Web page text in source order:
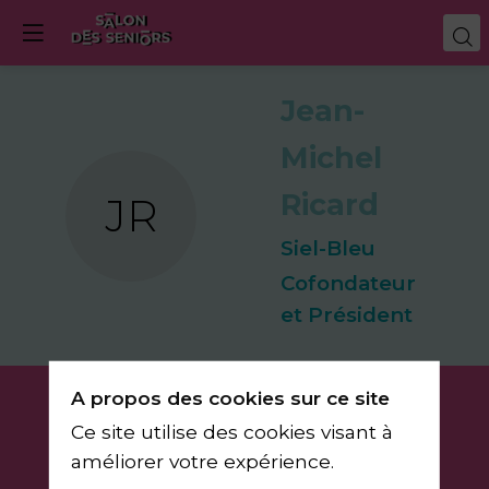
JR
Jean-
Michel
Ricard
Siel-Bleu
Cofondateur
et Président
A propos des cookies sur ce site
Ce site utilise des cookies visant à
améliorer votre expérience.